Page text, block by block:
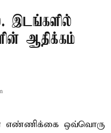
இடங்களில்
ஆதிக்கம்
எண்ணிக்கை ஒவ்வொரு